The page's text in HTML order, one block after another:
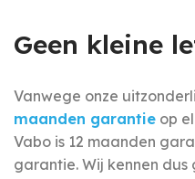
Geen kleine
Vanwege onze
maanden garantie op
Vabo is 12 maanden
garantie. Wij kennen dus